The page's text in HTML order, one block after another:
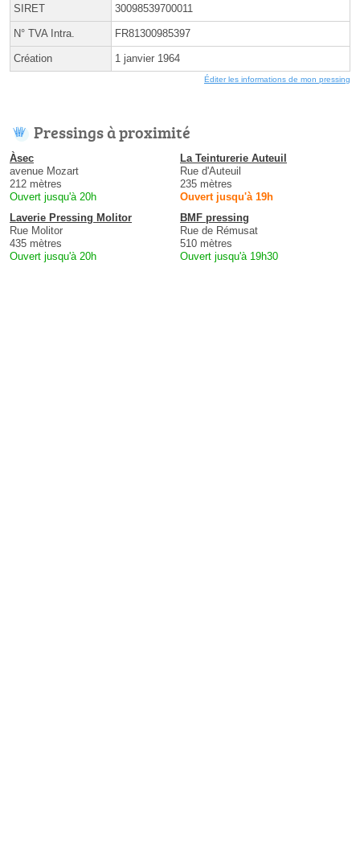
SIRET 30098539700011
N° TVA Intra. FR81300985397
Création 1 janvier 1964
Éditer les informations de mon pressing
Pressings à proximité
Àsec
avenue Mozart
212 mètres
Ouvert jusqu'à 20h
La Teinturerie Auteuil
Rue d'Auteuil
235 mètres
Ouvert jusqu'à 19h
Laverie Pressing Molitor
Rue Molitor
435 mètres
Ouvert jusqu'à 20h
BMF pressing
Rue de Rémusat
510 mètres
Ouvert jusqu'à 19h30